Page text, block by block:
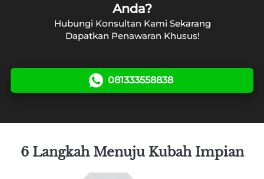
Anda?
Hubungi Konsultan Kami Sekarang
Dapatkan Penawaran Khusus!
` 081333558838
6 Langkah Menuju Kubah Impian